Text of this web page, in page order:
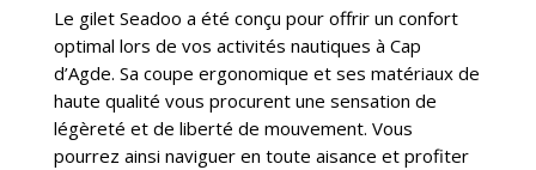
Le gilet Seadoo a été conçu pour offrir un confort
optimal lors de vos activités nautiques à Cap
d’Agde. Sa coupe ergonomique et ses matériaux de
haute qualité vous procurent une sensation de
légèreté et de liberté de mouvement. Vous
pourrez ainsi naviguer en toute aisance et profiter